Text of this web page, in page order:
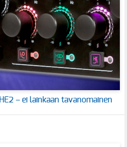
– ei lainkaan tavanomainen